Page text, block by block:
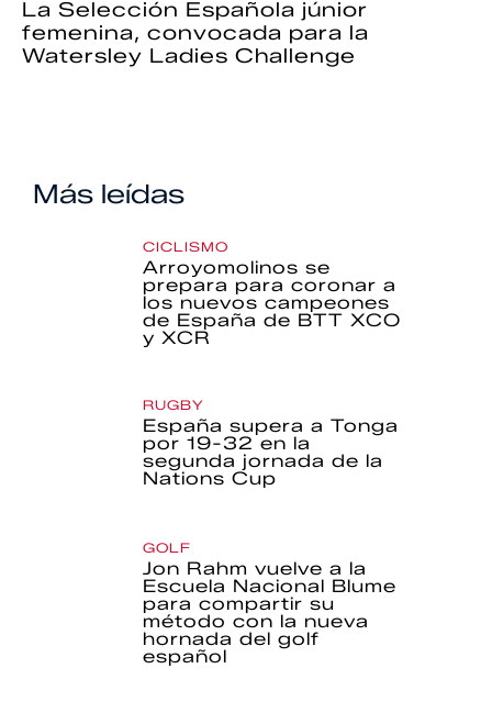
La Selección Española júnior
femenina, convocada para la
Watersley Ladies Challenge
Más leídas
CICLISMO
Arroyomolinos se
prepara para coronar a
los nuevos campeones
de España de BTT XCO
y XCR
RUGBY
España supera a Tonga
por 19-32 en la
segunda jornada de la
Nations Cup
GOLF
Jon Rahm vuelve a la
Escuela Nacional Blume
para compartir su
método con la nueva
hornada del golf
español